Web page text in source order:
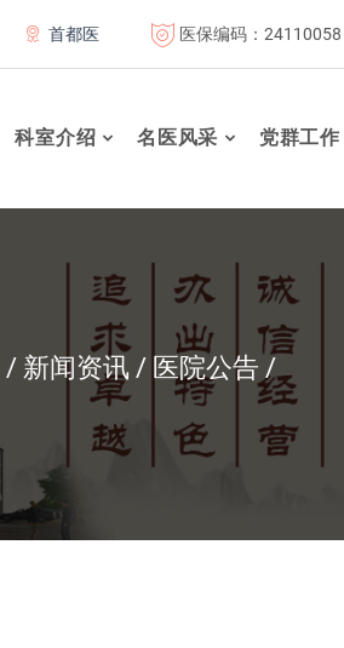
首都医科大学附属北京康复医院联体成员单位
医保编码：24110058
科室介绍 名医风采 党群工作
新闻资讯 医院公告